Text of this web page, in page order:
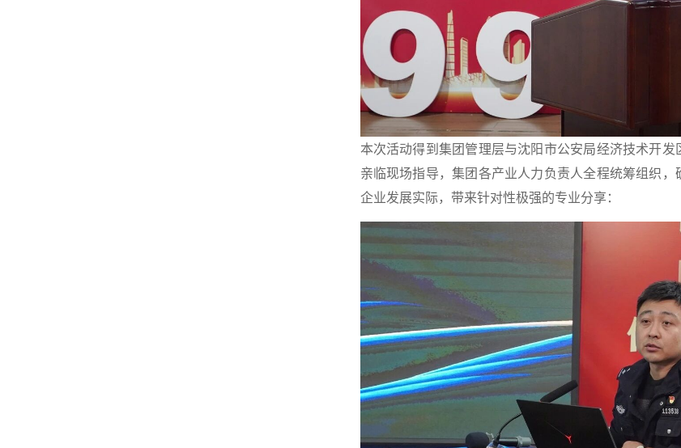
本次活动得到集团管理层与沈阳市公安局经济技术开
亲临现场指导，集团各产业人力负责人全程统筹组织
企业发展实际，带来针对性极强的专业分享：